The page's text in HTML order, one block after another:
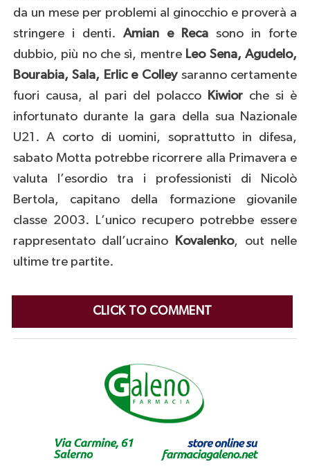
da un mese per problemi al ginocchio e proverà a
stringere i denti. Amian e Reca sono in forte
dubbio, più no che sì, mentre Leo Sena, Agudelo,
Bourabia, Sala, Erlic e Colley saranno certamente
fuori causa, al pari del polacco
Kiwior che si è
infortunato durante la gara della sua Nazionale
U21. A corto di uomini, soprattutto in difesa,
sabato Motta potrebbe ricorrere alla Primavera e
valuta l’esordio tra i professionisti di Nicolò
Bertola, capitano della formazione giovanile
classe 2003. L’unico recupero potrebbe essere
rappresentato dall’ucraino
Kovalenko, out nelle
ultime tre partite.
CLICK TO COMMENT